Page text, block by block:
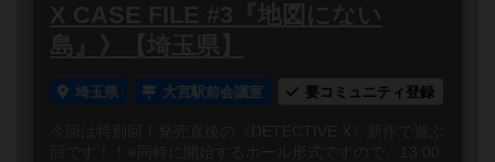
X CASE FILE #3『地図にない
島』》【埼玉県】
埼玉県 大宮駅前会議室 要コミュニティ登録
今回は特別回！発売直後の《DETECTIVE X》新作で遊ぶ
回です！！※同時に開始するホール形式ですので、13:00